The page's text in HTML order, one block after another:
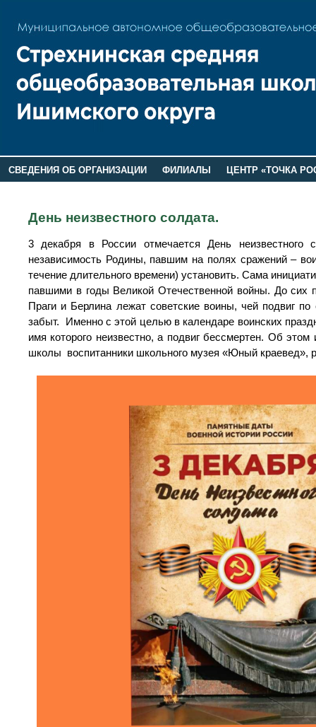
СВЕДЕНИЯ ОБ ОРГАНИЗАЦИИ ФИЛИАЛЫ
ЦЕНТР «ТОЧКА
День неизвестного солдата.
3 декабря в России отмечается День
независимость Родины, павшим на полях сражений –
течение длительного времени) установить. Сама
павшими в годы Великой Отечественной войны. До сих
Праги и Берлина лежат советские воины, чей подвиг
забыт. Именно с этой целью в календаре воинских
имя которого неизвестно, а подвиг бессмертен. Об
школы воспитанники школьного музея «Юный краевед»,